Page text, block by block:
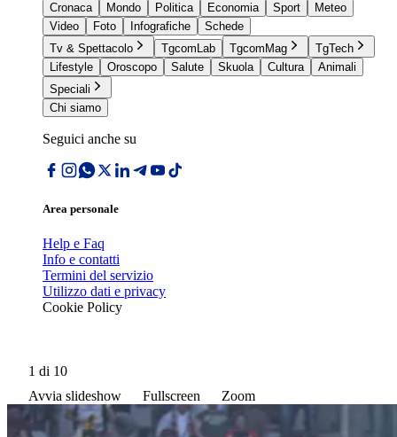
Cronaca
Mondo Politica Economia Sport
Meteo
Video
Foto Infografiche
Schede
Tv & Spettacolo
TgcomLab TgcomMag
TgTech
Lifestyle
Oroscopo Salute Skuola Cultura
Animali
Speciali
Chi siamo
Seguici anche su
Area personale
Help e Faq
Info e contatti
Termini del servizio
Utilizzo dati e privacy
Cookie Policy
1 di 10
Avvia slideshow
Fullscreen Zoom